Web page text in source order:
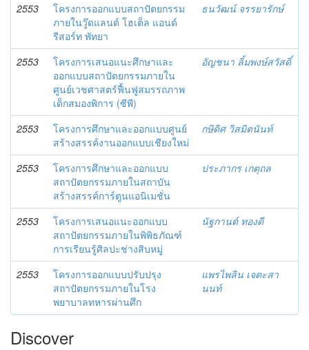
2553
โครงการออกแบบสถาปัตยกรรม
ภายในวู๊ดแลนด์ โฮเต็ล แอนด์
รีสอร์ท พัทยา
ธนวัฒน์ จรรยารักษ์
2553
โครงการเสนอแนะศึกษาและ
ออกแบบสถาปัตยกรรมภายใน
ศูนย์เวชศาสตร์ฟื้นฟูสมรรถภาพ
เด็กสมองพิการ (ซีพี)
อัญชนา ลิ้มพงษ์สวัสดิ์
2553
โครงการศึกษาและออกแบบศูนย์
สร้างสรรค์งานออกแบบเชียงใหม่
กษิดิศ วิสมิตนันท์
2553
โครงการศึกษาและออกแบบ
สถาปัตยกรรมภายในสถาบัน
สร้างสรรค์การ์ตูนแอนิเมชั่น
ประภากร เกตุถล
2553
โครงการเสนอแนะออกแบบ
สถาปัตยกรรมภายในพิพิธภัณฑ์
การเรียนรู้ศิลปะช่างสิบหมู่
นัฐกานต์ ทองดี
2553
โครงการออกแบบปรับปรุง
สถาปัตยกรรมภายในโรง
พยาบาลทหารผ่านศึก
แพรไพลิน เจตะสา
นนท์
Discover